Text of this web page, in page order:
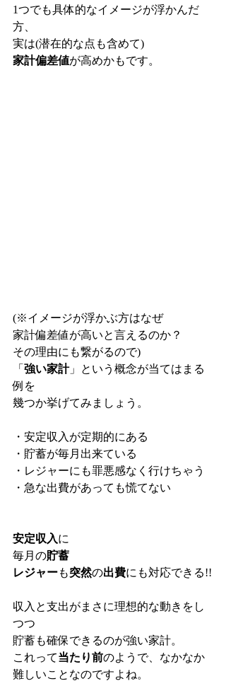
1つでも具体的なイメージが浮かんだ
方、
実は(潜在的な点も含めて)
家計偏差値が高めかもです。
(※イメージが浮かぶ方はなぜ
家計偏差値が高いと言えるのか？
その理由にも繋がるので)
「 強い家計」という概念が当てはまる
例を
幾つか挙げてみましょう。
・安定収入が定期的にある
・貯蓄が毎月出来ている
・レジャーにも罪悪感なく行けちゃう
・急な出費があっても慌てない
安定収入に
毎月の貯蓄
レジャーも突然の出費にも対応できる!!
収入と支出がまさに理想的な動きをし
つつ
貯蓄も確保できるのが強い家計。
これって当たり前のようで、なかなか
難しいことなのですよね。